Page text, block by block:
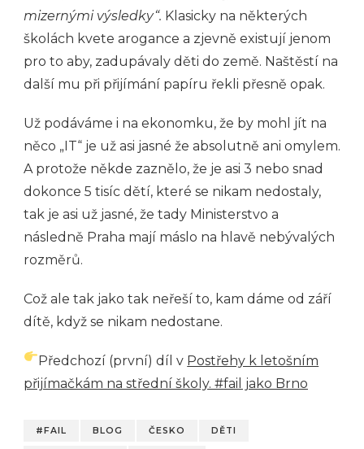
mizernými výsledky“. Klasicky na některých
školách kvete arogance a zjevně existují jenom
pro to aby, zadupávaly děti do země. Naštěstí na
další mu při přijímání papíru řekli přesně opak.
Už podáváme i na ekonomku, že by mohl jít na
něco „IT“ je už asi jasné že absolutně ani omylem.
A protože někde zaznělo, že je asi 3 nebo snad
dokonce 5 tisíc dětí, které se nikam nedostaly,
tak je asi už jasné, že tady Ministerstvo a
následně Praha mají máslo na hlavě nebývalých
rozměrů.
Což ale tak jako tak neřeší to, kam dáme od září
dítě, když se nikam nedostane.
Předchozí (první) díl v Postřehy k letošním
přijímačkám na střední školy. #fail jako Brno
#FAIL BLOG ČESKO DĚTI